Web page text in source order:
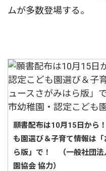
ムが多数登場する。
願書配布は10月15日から
も園選び＆子育て情報は
ら版」で！ （一般社団法
園協会 協力）